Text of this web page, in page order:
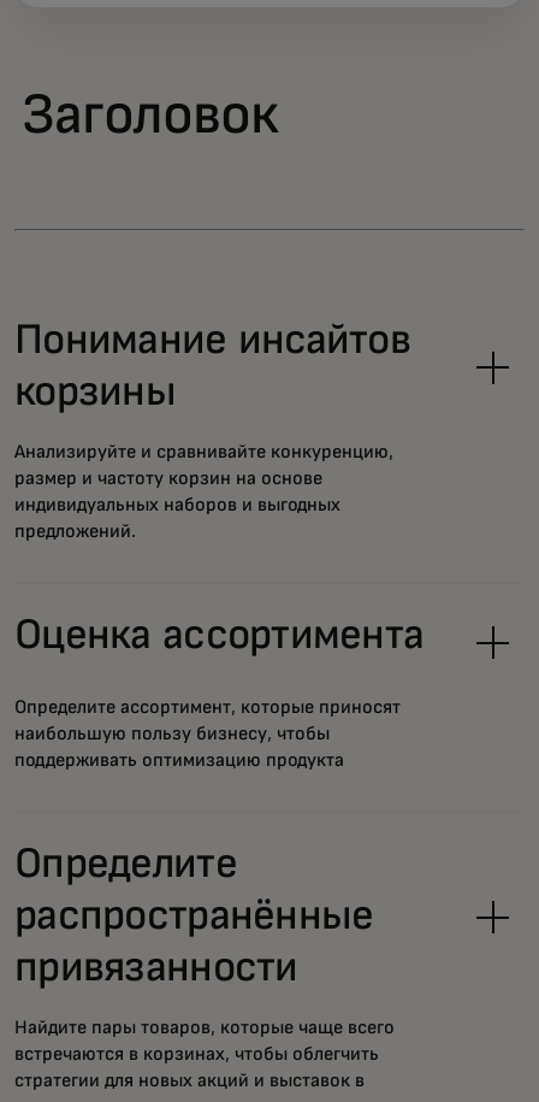
Заголовок
Понимание инсайтов
корзины
Анализируйте и сравнивайте конкуренцию,
размер и частоту корзин на основе
индивидуальных наборов и выгодных
предложений.
Оценка ассортимента
Определите ассортимент, которые приносят
наибольшую пользу бизнесу, чтобы
поддерживать оптимизацию продукта
Определите
распространённые
привязанности
Найдите пары товаров, которые чаще всего
встречаются в корзинах, чтобы облегчить
стратегии для новых акций и выставок в